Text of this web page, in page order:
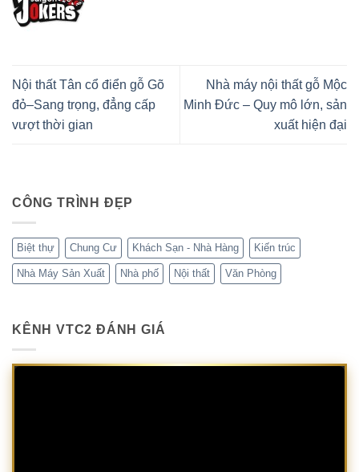
Nội thất Tân cổ điển gỗ Gõ
đỏ–Sang trọng, đẳng cấp
vượt thời gian
Nhà máy nội thất gỗ Mộc
Minh Đức – Quy mô lớn, sản
xuất hiện đại
CÔNG TRÌNH ĐẸP
Biệt thự Chung Cư Khách Sạn - Nhà Hàng Kiến trúc
Nhà Máy Sản Xuất Nhà phố Nội thất Văn Phòng
KÊNH VTC2 ĐÁNH GIÁ
Trình